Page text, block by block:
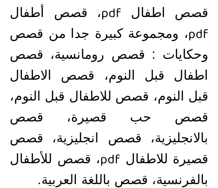
قصص اطفال pdf، قصص أطفال
pdf، ومجموعة كبيرة جدا من قصص
وحكايات : قصص رومانسية، قصص
اطفال قبل النوم، قصص الاطفال
قبل النوم، قصص للاطفال قبل النوم،
قصص حب قصيرة، قصص
بالانجليزية، قصص انجليزية، قصص
قصيرة للاطفال pdf، قصص للأطفال
بالفرنسية، قصص باللغة العربية.